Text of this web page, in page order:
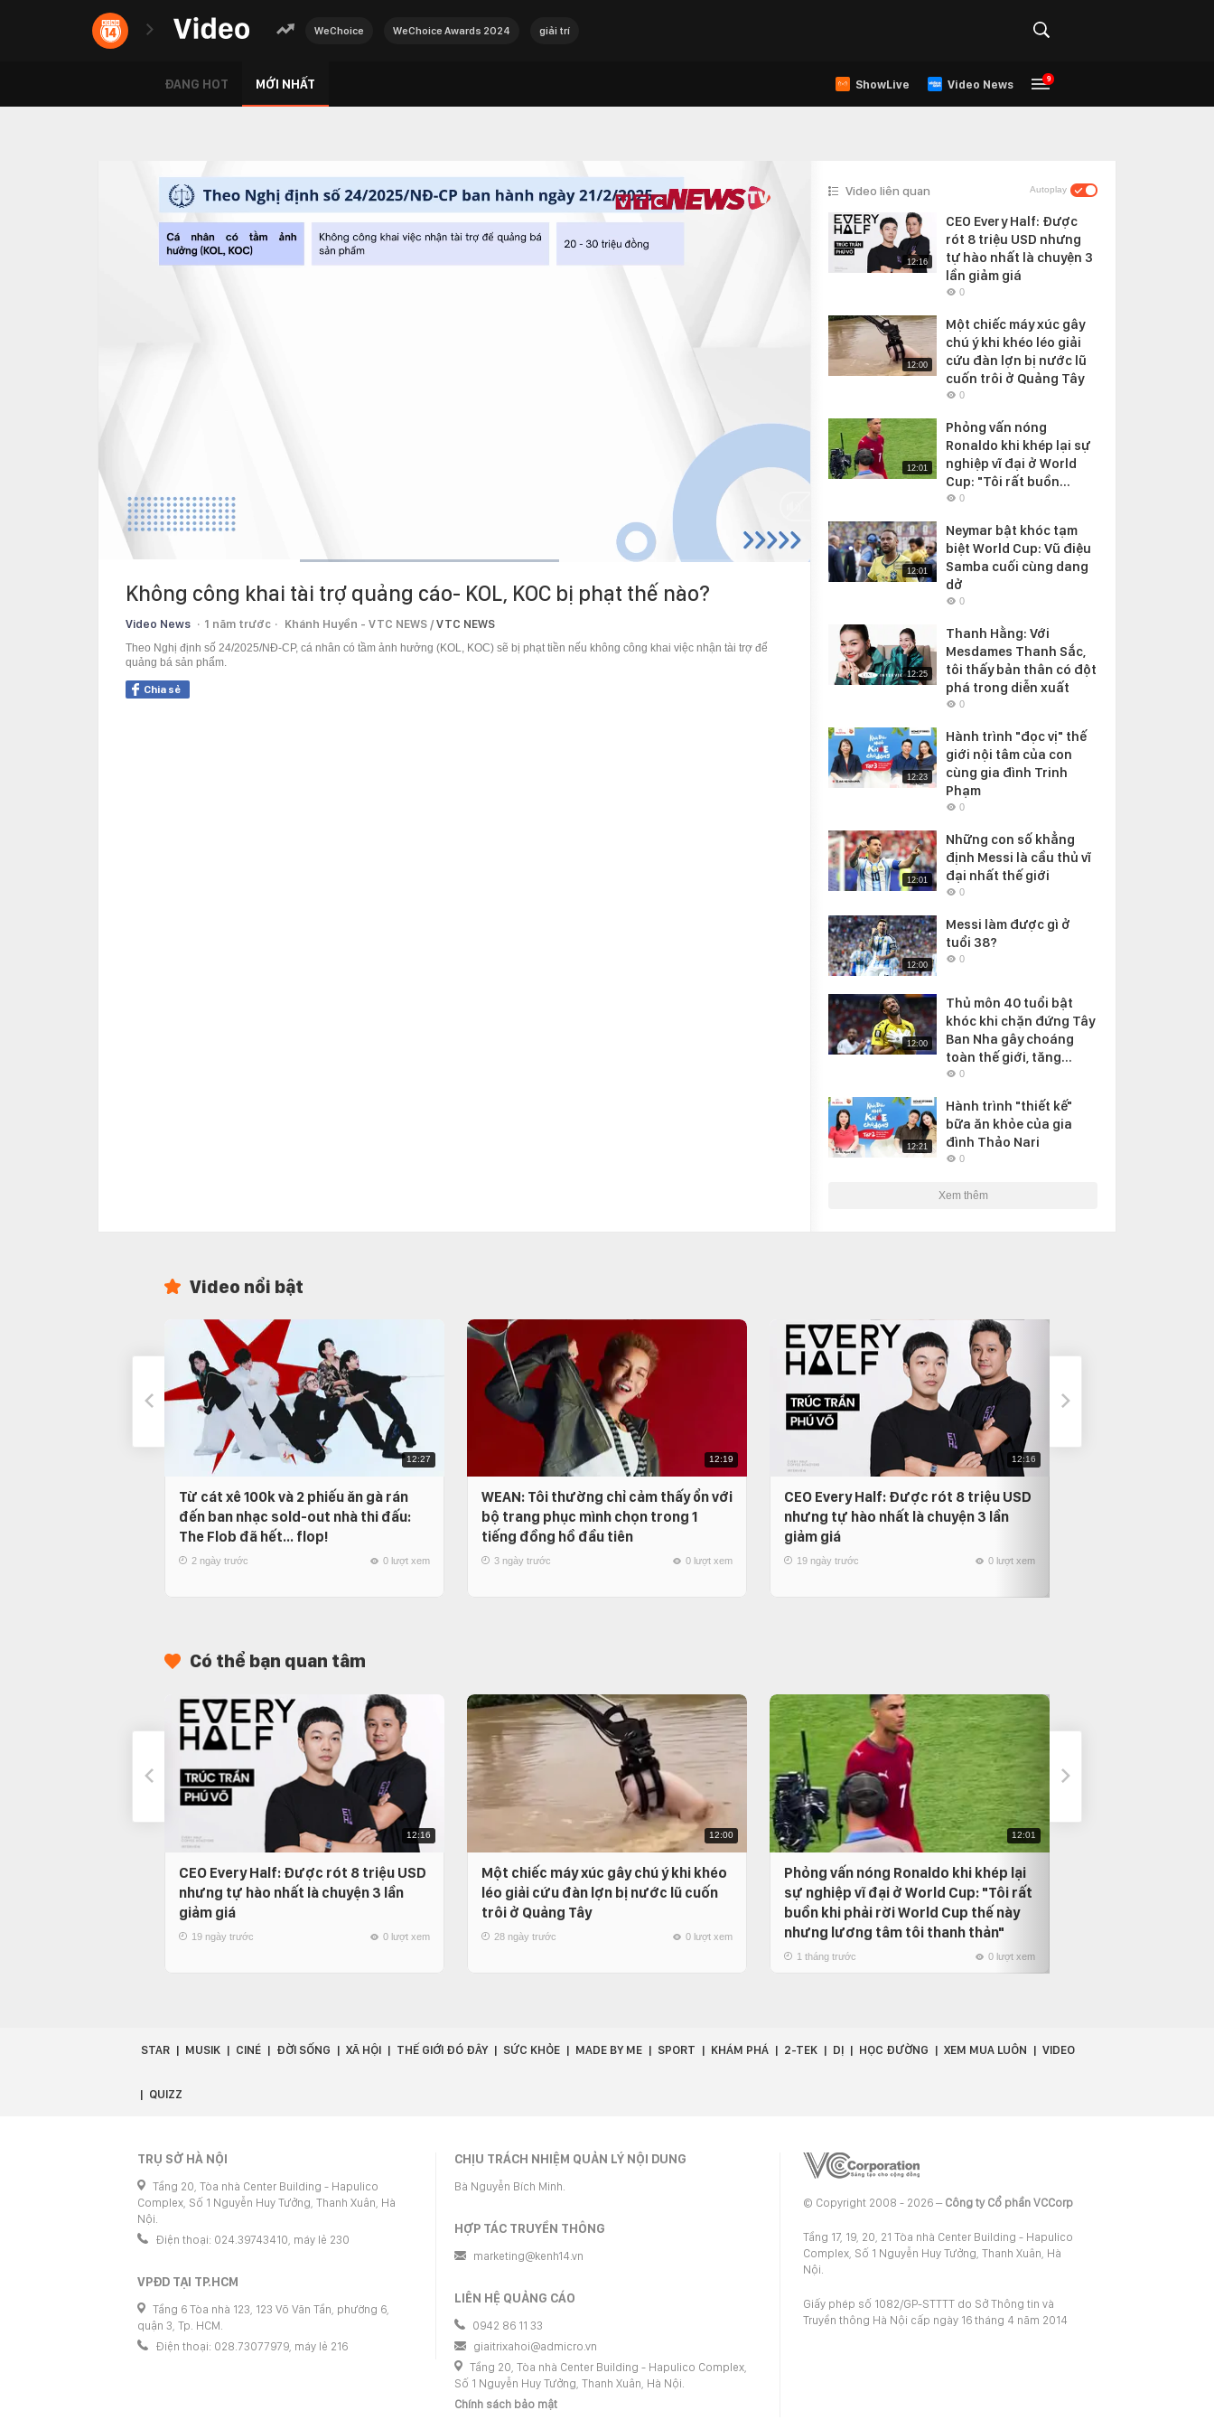
WeChoice WeChoice Awards 2024 giải trí
ĐANG HOT MỚI NHẤT ShowLive Video News 9
Time
Không công khai tài trợ quảng cáo- KOL, KOC bị phạt thế nào?
Video News 1 năm trước Khánh Huyền - VTC NEWS /VTC NEWS
Theo Nghị định số 24/2025/NĐ-CP, cá nhân có tầm ảnh hưởng (KOL, KOC) sẽ bị phạt tiền nếu không công khai việc nhận tài trợ để
quảng bá sản phẩm.
Chia sẻ
Video liên quan Autoplay
12:16
CEO Every Half: Được
rót 8 triệu USD nhưng
tự hào nhất là chuyện 3
lần giảm giá
0
12:00
Một chiếc máy xúc gây
chú ý khi khéo léo giải
cứu đàn lợn bị nước lũ
cuốn trôi ở Quảng Tây
0
12:01
Phỏng vấn nóng
Ronaldo khi khép lại sự
nghiệp vĩ đại ở World
Cup: "Tôi rất buồn...
0
12:01
Neymar bật khóc tạm
biệt World Cup: Vũ điệu
Samba cuối cùng dang
dở
0
12:25
Thanh Hằng: Với
Mesdames Thanh Sắc,
tôi thấy bản thân có đột
phá trong diễn xuất
0
12:23
Hành trình "đọc vị" thế
giới nội tâm của con
cùng gia đình Trinh
Phạm
0
12:01
Những con số khẳng
định Messi là cầu thủ vĩ
đại nhất thế giới
0
12:00
Messi làm được gì ở
tuổi 38?
0
12:00
Thủ môn 40 tuổi bật
khóc khi chặn đứng Tây
Ban Nha gây choáng
toàn thế giới, tăng...
0
12:21
Hành trình "thiết kế"
bữa ăn khỏe của gia
đình Thảo Nari
0
Xem thêm
Video nổi bật
12:27
Từ cát xê 100k và 2 phiếu ăn gà rán
đến ban nhạc sold-out nhà thi đấu:
The Flob đã hết… flop!
2 ngày trước 0 lượt xem
12:19
WEAN: Tôi thường chỉ cảm thấy ổn với
bộ trang phục mình chọn trong 1
tiếng đồng hồ đầu tiên
3 ngày trước 0 lượt xem
12:16
CEO Every Half: Được rót 8 triệu USD
nhưng tự hào nhất là chuyện 3 lần
giảm giá
19 ngày trước 0 lượt xem
Có thể bạn quan tâm
12:16
CEO Every Half: Được rót 8 triệu USD
nhưng tự hào nhất là chuyện 3 lần
giảm giá
19 ngày trước 0 lượt xem
12:00
Một chiếc máy xúc gây chú ý khi khéo
léo giải cứu đàn lợn bị nước lũ cuốn
trôi ở Quảng Tây
28 ngày trước 0 lượt xem
12:01
Phỏng vấn nóng Ronaldo khi khép lại
sự nghiệp vĩ đại ở World Cup: "Tôi rất
buồn khi phải rời World Cup thế này
nhưng lương tâm tôi thanh thản"
1 tháng trước 0 lượt xem
STAR MUSIK CINÉ ĐỜI SỐNG XÃ HỘI THẾ GIỚI ĐÓ ĐÂY SỨC KHỎE MADE BY ME SPORT KHÁM PHÁ 2-TEK DỊ HỌC ĐƯỜNG XEM MUA LUÔN VIDEO
QUIZZ
TRỤ SỞ HÀ NỘI
Tầng 20, Tòa nhà Center Building - Hapulico
Complex, Số 1 Nguyễn Huy Tưởng, Thanh Xuân, Hà
Nội.
Điện thoại: 024.39743410, máy lẻ 230
VPĐD TẠI TP.HCM
Tầng 6 Tòa nhà 123, 123 Võ Văn Tần, phường 6,
quận 3, Tp. HCM.
Điện thoại: 028.73077979, máy lẻ 216
CHỊU TRÁCH NHIỆM QUẢN LÝ NỘI DUNG
Bà Nguyễn Bích Minh.
HỢP TÁC TRUYỀN THÔNG
marketing@kenh14.vn
LIÊN HỆ QUẢNG CÁO
0942 86 11 33
giaitrixahoi@admicro.vn
Tầng 20, Tòa nhà Center Building - Hapulico Complex,
Số 1 Nguyễn Huy Tưởng, Thanh Xuân, Hà Nội.
Chính sách bảo mật
© Copyright 2008 - 2026 – Công ty Cổ phần VCCorp
Tầng 17, 19, 20, 21 Tòa nhà Center Building - Hapulico
Complex, Số 1 Nguyễn Huy Tưởng, Thanh Xuân, Hà
Nội.
Giấy phép số 1082/GP-STTTT do Sở Thông tin và
Truyền thông Hà Nội cấp ngày 16 tháng 4 năm 2014